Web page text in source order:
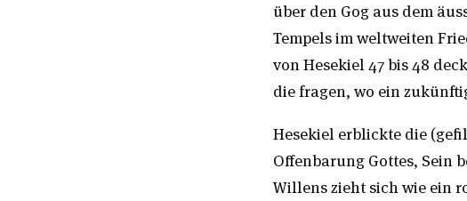
über den Gog aus dem
Tempels im weltweiten
von Hesekiel 47 bis 48
die fragen, wo ein
Hesekiel erblickte die
Offenbarung Gottes, Sein
Willens zieht sich wie ein